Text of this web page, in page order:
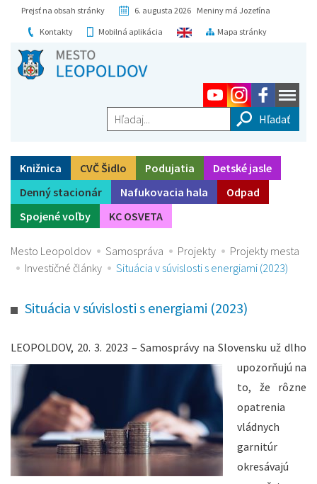
Prejsť na obsah stránky
6. augusta 2026 Meniny má Jozefína
Kontakty
Mobilná aplikácia Mapa stránky
Hľadaj...
Knižnica CVČ Šidlo Podujatia
Detské jasle
Denný stacionár
Nafukovacia hala
Odpad
Spojené voľby
KC OSVETA
Mesto Leopoldov Samospráva Projekty
Projekty mesta
Investičné články
Situácia v súvislosti s energiami (2023)
Situácia v súvislosti s energiami (2023)
LEOPOLDOV, 20. 3. 2023 –Samosprávy na Slovensku už dlho
upozorňujú na
to, že rôzne
opatrenia
vládnych
garnitúr
okresávajú